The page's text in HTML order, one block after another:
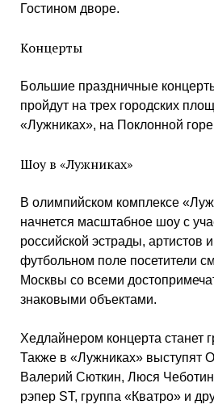
Гостином дворе.
Концерты
Большие праздничные
пройдут на трех городских
«Лужниках», на Поклонной
Шоу в «Лужниках»
В олимпийском комплексе
начнется масштабное шоу с
российской эстрады, артистов
футбольном поле посетители
Москвы со всеми
знаковыми объектами.
Хедлайнером концерта станет
Также в «Лужниках» выступят
Валерий Сюткин, Люся
рэпер ST, группа «Кватро» и